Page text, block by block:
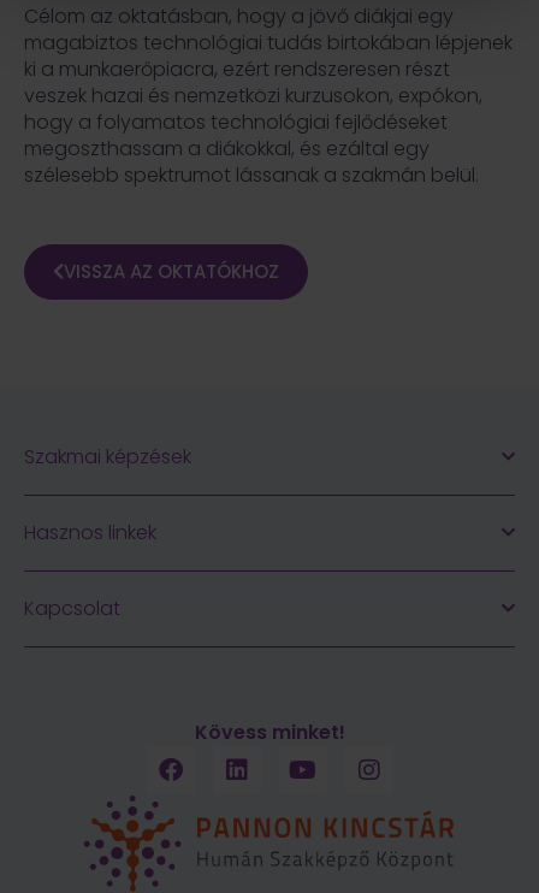
Célom az oktatásban, hogy a jövő diákjai egy
magabiztos technológiai tudás birtokában lépjenek
ki a munkaerőpiacra, ezért rendszeresen részt
veszek hazai és nemzetközi kurzusokon, expókon,
hogy a folyamatos technológiai fejlődéseket
megoszthassam a diákokkal, és ezáltal egy
szélesebb spektrumot lássanak a szakmán belül.
VISSZA AZ OKTATÓKHOZ
Szakmai képzések
Hasznos linkek
Kapcsolat
Kövess minket!